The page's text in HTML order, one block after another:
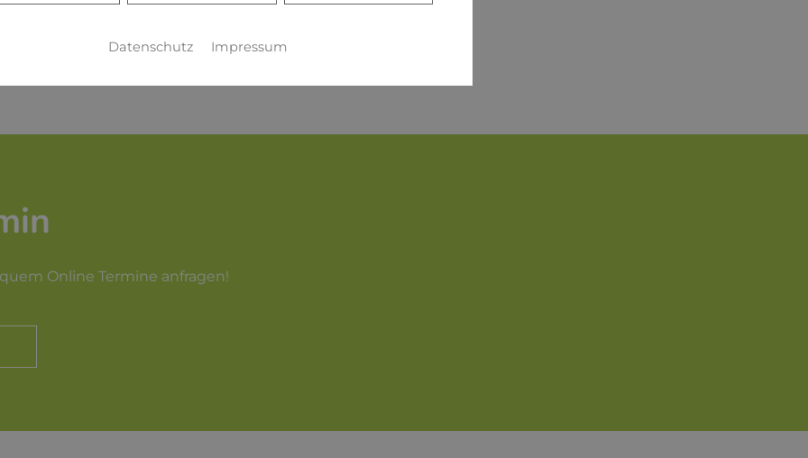
Online Termine anfragen!
Datenschutz Impressum